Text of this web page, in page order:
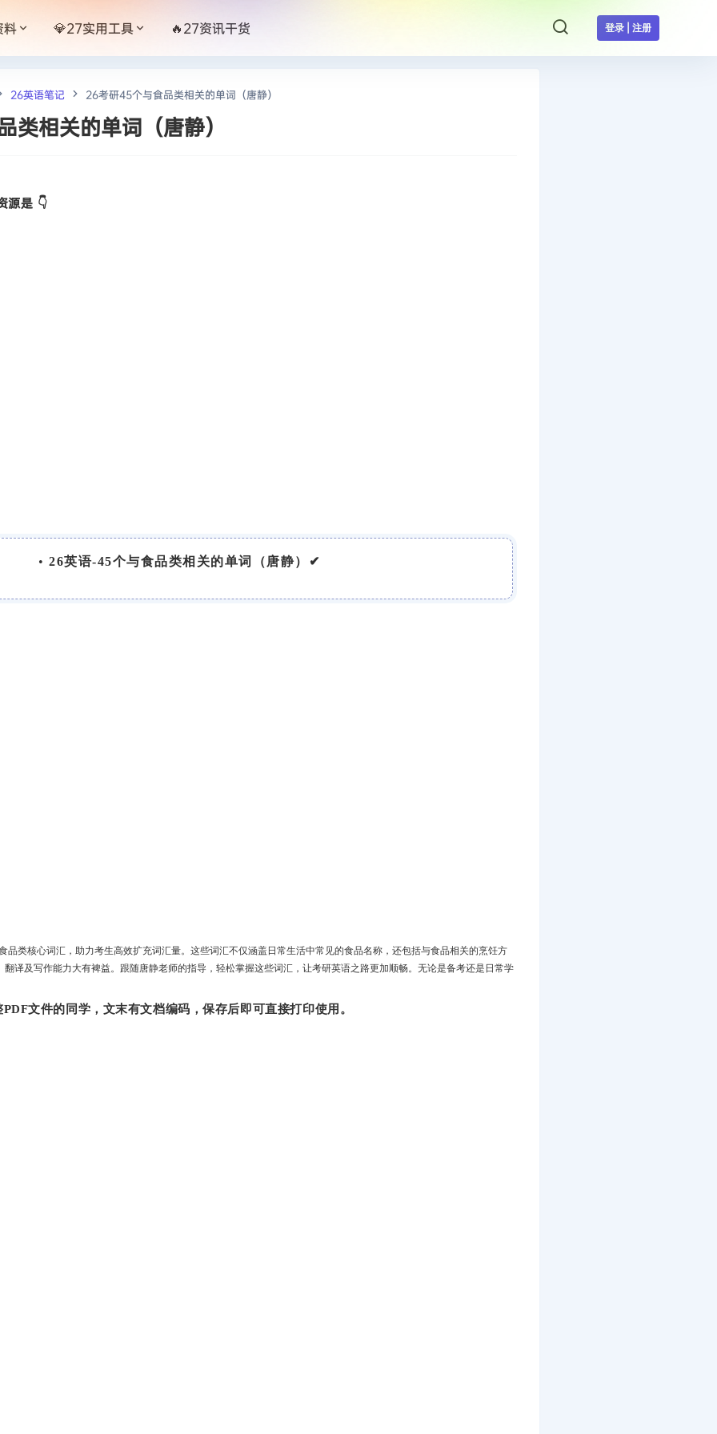
登录 | 注册
料 💎27实用工具 🔥27资讯干货
26英语笔记 26考研45个与食品类相关的单词（唐静）
类相关的单词（唐静）
源是 👇
• 26英语-45个与食品类相关的单词（唐静）✔
品类核心词汇‌，助力考生高效扩充词汇量。这些词汇不仅涵盖日常生活中常见的食品名称，还包括与食品相关的烹饪方
译及写作能力大有裨益。跟随唐静老师的指导，轻松掌握这些词汇，让考研英语之路更加顺畅‌。无论是备考还是日常学
文件的同学，文末有文档编码，保存后即可直接打印使用。